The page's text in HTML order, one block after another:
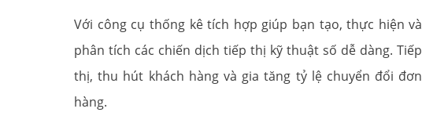
Với công cụ thống kê tích hợp giúp bạn tạo, thực hiện và
phân tích các chiến dịch tiếp thị kỹ thuật số dễ dàng. Tiếp
thị, thu hút khách hàng và gia tăng tỷ lệ chuyển đổi đơn
hàng.